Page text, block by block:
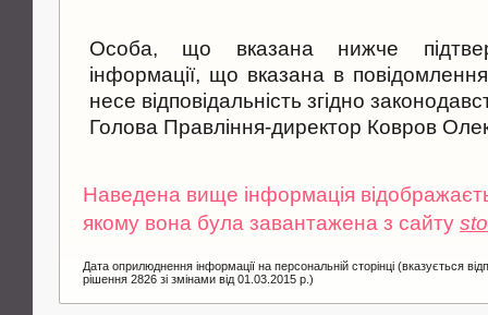
Особа, що вказана нижче
інформації, що вказана в
несе відповідальність згідно
Голова Правління-директор Ковров
Наведена вище інформація
якому вона була завантажена з сайту
Дата оприлюднення інформації на персональній сторінці (вказується
рішення 2826 зі змінами від 01.03.2015 р.)